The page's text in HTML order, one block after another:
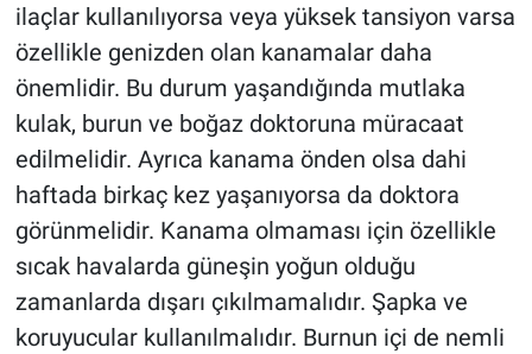
ilaçlar kullanılıyorsa veya yüksek tansiyon varsa
özellikle genizden olan kanamalar daha
önemlidir. Bu durum yaşandığında mutlaka
kulak, burun ve boğaz doktoruna müracaat
edilmelidir. Ayrıca kanama önden olsa dahi
haftada birkaç kez yaşanıyorsa da doktora
görünmelidir. Kanama olmaması için özellikle
sıcak havalarda güneşin yoğun olduğu
zamanlarda dışarı çıkılmamalıdır. Şapka ve
koruyucular kullanılmalıdır. Burnun içi de nemli